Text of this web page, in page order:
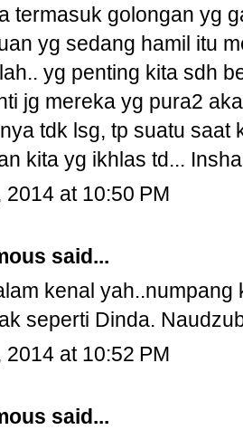
termasuk golongan yg
yg sedang hamil itu
yg penting kita sdh
jg mereka yg pura2
tdk lsg, tp suatu
kita yg ikhlas td...
2014 at 10:50 PM
said...
kenal
seperti Dinda.
2014 at 10:52 PM
said...